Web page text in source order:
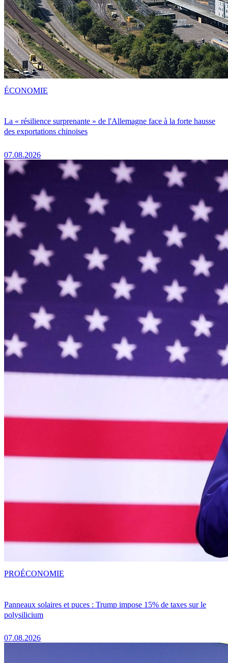
La « résilience surprenante » de l'Allemagne face à la forte hausse
des exportations chinoises
07.08.2026
ÉCONOMIE
Panneaux solaires et puces : Trump impose 15% de taxes sur le
polysilicium
07.08.2026
PROÉCONOMIE